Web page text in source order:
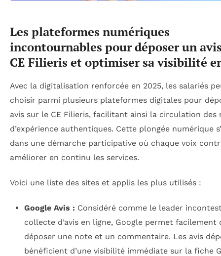
Les plateformes numériques
incontournables pour déposer un
CE Filieris et optimiser sa visibilité
Avec la digitalisation renforcée en 2025, les salariés
choisir parmi plusieurs plateformes digitales pour
avis sur le CE Filieris, facilitant ainsi la circulation des
d’expérience authentiques. Cette plongée numérique
dans une démarche participative où chaque voix
améliorer en continu les services.
Voici une liste des sites et applis les plus utilisés :
Google Avis : Considéré comme le leader
collecte d’avis en ligne, Google permet facilement
déposer une note et un commentaire. Les avis
bénéficient d’une visibilité immédiate sur la fiche